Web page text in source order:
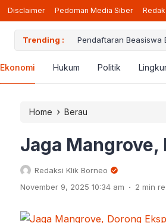
Disclaimer Pedoman Media Siber
Trending : Pendaftaran Beasiswa
Ekonomi Hukum Politik
Home › Berau
Jaga
Redaksi Klik Borneo
November 9, 2025 10:34 am . 2 min